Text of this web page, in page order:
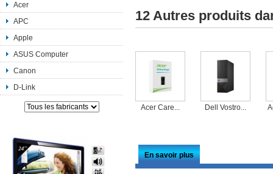
Acer
APC
Apple
ASUS Computer
Canon
D-Link
12 Autres produits
Acer Care... Dell Vostro...
En savoir plus